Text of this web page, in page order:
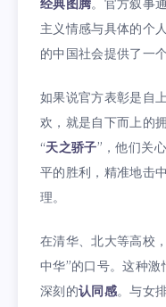
经典图腾。官方叙事
主义情感与具体的个
的中国社会提供了一
如果说官方表彰是自
欢，就是自下而上的
“天之骄子”，他们关
平的胜利，精准地击
理。
在清华、北大等高校
中华”的口号。这种
深刻的认同感。与女